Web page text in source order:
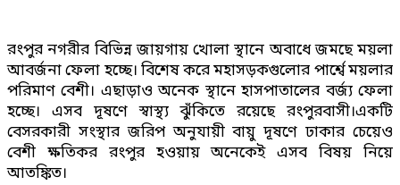
রংপুর নগরীর বিভিন্ন জায়গায় খোলা স্থানে অবাধে জমছে ময়লা
আবর্জনা ফেলা হচ্ছে। বিশেষ করে মহাসড়কগুলোর পার্শ্বে ময়লার
পরিমাণ বেশী। এছাড়াও অনেক স্থানে হাসপাতালের বর্জ্য ফেলা
হচ্ছে। এসব দূষণে স্বাস্থ্য ঝুঁকিতে রয়েছে রংপুরবাসী।একটি
বেসরকারী সংস্থার জরিপ অনুযায়ী বায়ু দূষণে ঢাকার চেয়েও
বেশী ক্ষতিকর রংপুর হওয়ায় অনেকেই এসব বিষয় নিয়ে
আতঙ্কিত।